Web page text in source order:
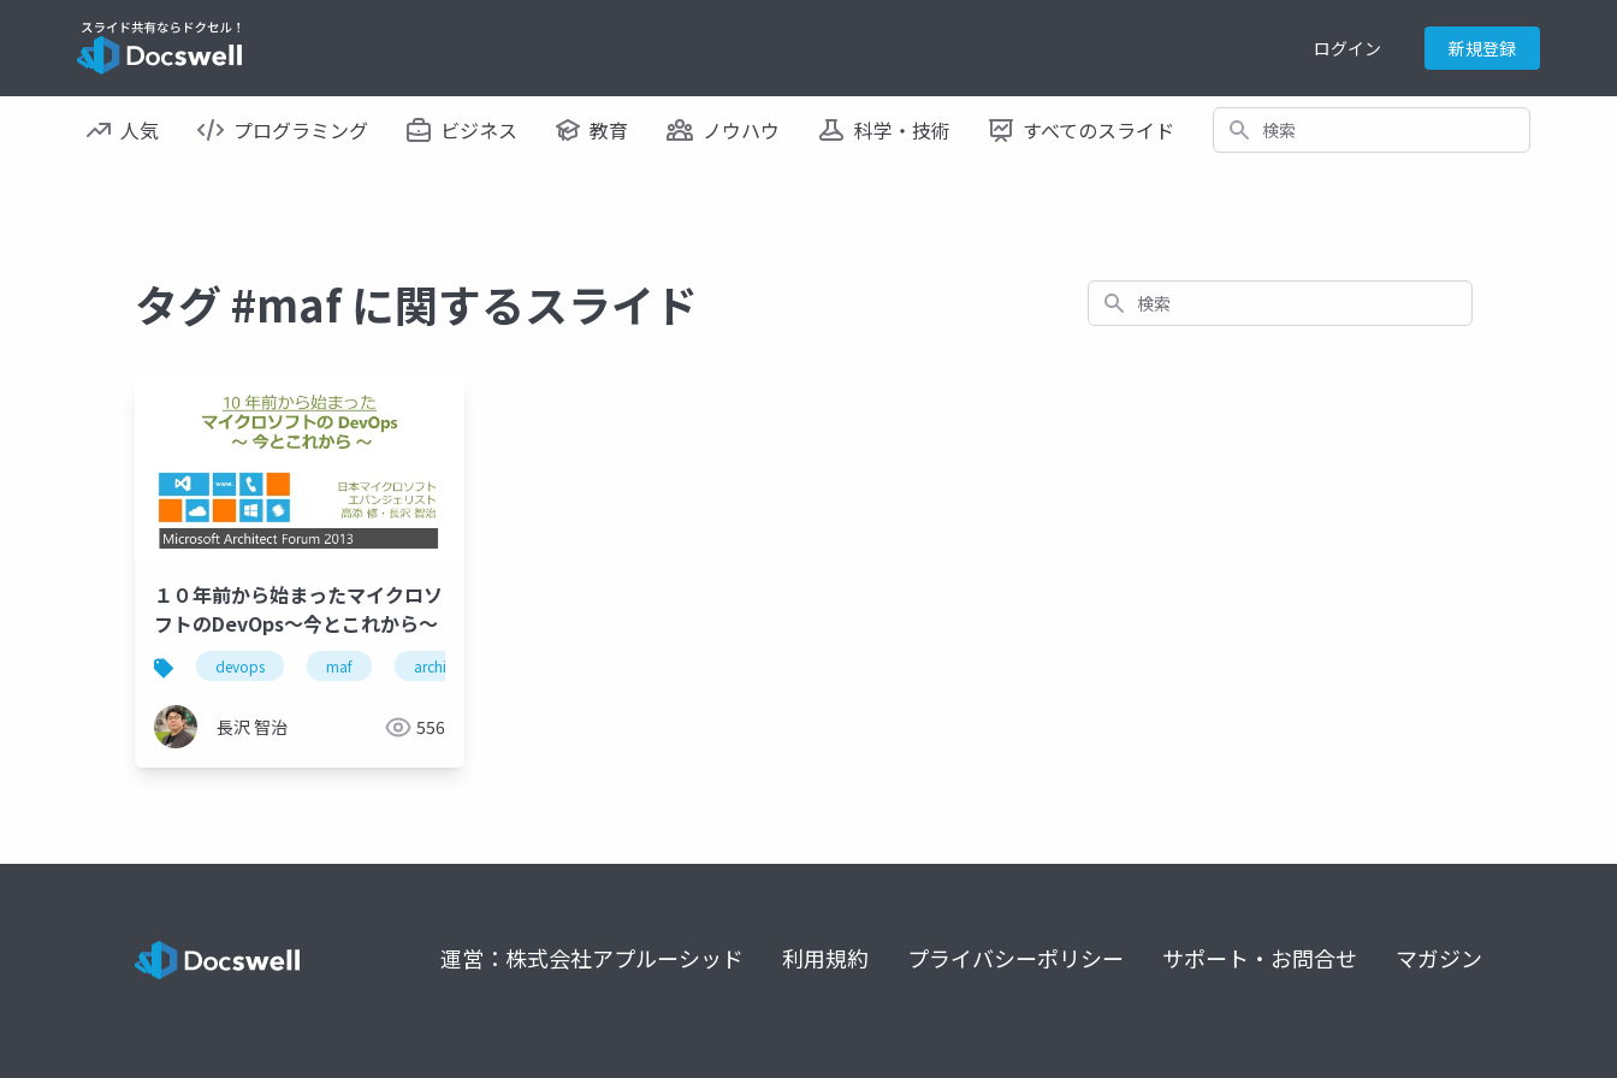
ログイン 新規登録
人気 プログラミング ビジネス 教育 ノウハウ 科学・技術 すべてのスライド 検索
タグ #maf に関するスライド 検索
１０年前から始まったマイクロソ
フトのDevOps～今とこれから～
devops maf architect forum
長沢 智治 556
運営：株式会社アプルーシッド 利用規約 プライバシーポリシー サポート・お問合せ マガジン